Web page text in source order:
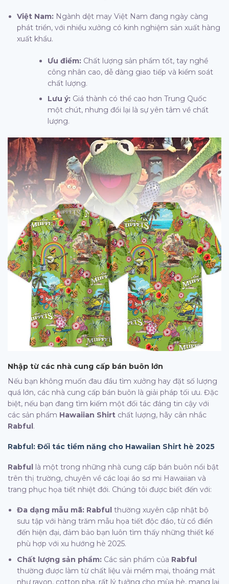
Việt Nam: Ngành dệt may Việt Nam đang ngày càng
phát triển, với nhiều xưởng có kinh nghiệm sản xuất hàng
xuất khẩu.
Ưu điểm: Chất lượng sản phẩm tốt, tay nghề
công nhân cao, dễ dàng giao tiếp và kiểm soát
chất lượng.
Lưu ý: Giá thành có thể cao hơn Trung Quốc
một chút, nhưng đổi lại là sự yên tâm về chất
lượng.
Nhập từ các nhà cung cấp bán buôn lớn
Nếu bạn không muốn đau đầu tìm xưởng hay đặt số lượng
quá lớn, các nhà cung cấp bán buôn là giải pháp tối ưu. Đặc
biệt, nếu bạn đang tìm kiếm một đối tác đáng tin cậy với
các sản phẩm Hawaiian Shirt chất lượng, hãy cân nhắc
Rabful.
Rabful: Đối tác tiềm năng cho Hawaiian Shirt hè 2025
Rabful là một trong những nhà cung cấp bán buôn nổi bật
trên thị trường, chuyên về các loại áo sơ mi Hawaiian và
trang phục họa tiết nhiệt đới. Chúng tôi được biết đến với:
Đa dạng mẫu mã: Rabful thường xuyên cập nhật bộ
sưu tập với hàng trăm mẫu họa tiết độc đáo, từ cổ điển
đến hiện đại, đảm bảo bạn luôn tìm thấy những thiết kế
phù hợp với xu hướng hè 2025.
Chất lượng sản phẩm: Các sản phẩm của Rabful
thường được làm từ chất liệu vải mềm mại, thoáng mát
như rayon, cotton pha, rất lý tưởng cho mùa hè, mang lại